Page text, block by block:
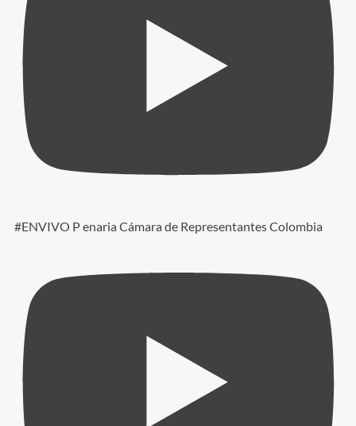
#ENVIVO P enaria Cámara de Representantes Colombia